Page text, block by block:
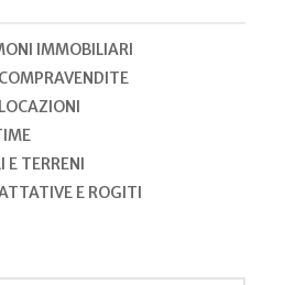
IMMOBILIARI
E TERRENI
E ROGITI